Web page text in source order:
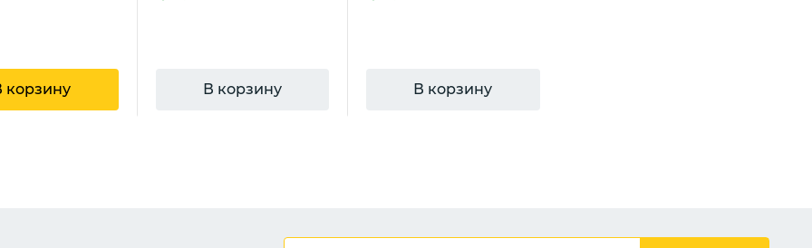
корзину В корзину В корзину